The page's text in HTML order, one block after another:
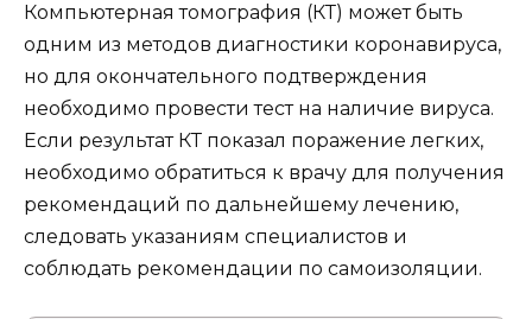
Компьютерная томография (КТ) может быть
одним из методов диагностики коронавируса,
но для окончательного подтверждения
необходимо провести тест на наличие вируса.
Если результат КТ показал поражение легких,
необходимо обратиться к врачу для получения
рекомендаций по дальнейшему лечению,
следовать указаниям специалистов и
соблюдать рекомендации по самоизоляции.